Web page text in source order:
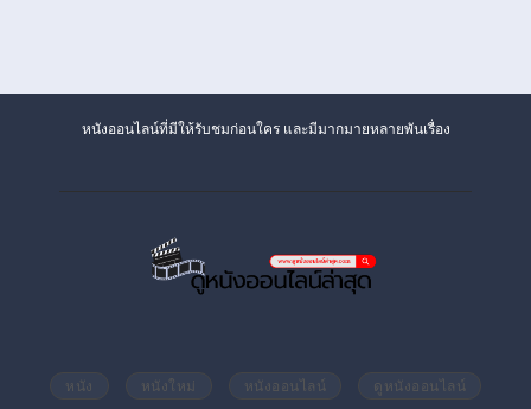
หนังออนไลน์ที่มีให้รับชมก่อนใคร และมีมากมายหลายพันเรื่อง
หนัง หนังใหม่ หนังออนไลน์ ดูหนังออนไลน์